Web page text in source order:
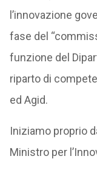
l’innovazione
fase del
funzione del
riparto di
ed Agid.
Iniziamo proprio
Ministro per